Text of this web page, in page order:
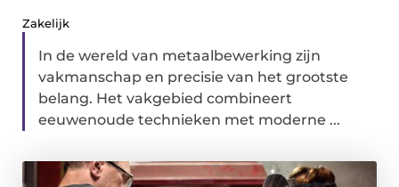
Zakelijk
In de wereld van metaalbewerking zijn
vakmanschap en precisie van het grootste
belang. Het vakgebied combineert
eeuwenoude technieken met moderne ...